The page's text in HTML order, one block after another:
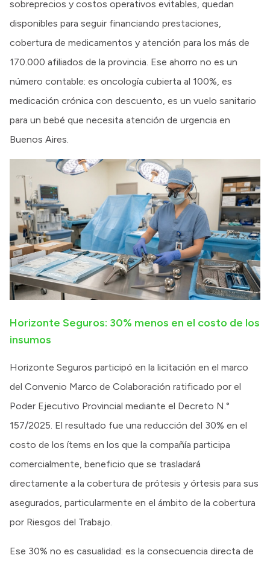
sobreprecios y costos operativos evitables, quedan
disponibles para seguir financiando prestaciones,
cobertura de medicamentos y atención para los más de
170.000 afiliados de la provincia. Ese ahorro no es un
número contable: es oncología cubierta al 100%, es
medicación crónica con descuento, es un vuelo sanitario
para un bebé que necesita atención de urgencia en
Buenos Aires.
Horizonte Seguros: 30% menos en el costo de los
insumos
Horizonte Seguros participó en la licitación en el marco
del Convenio Marco de Colaboración ratificado por el
Poder Ejecutivo Provincial mediante el Decreto N.°
157/2025. El resultado fue una reducción del 30% en el
costo de los ítems en los que la compañía participa
comercialmente, beneficio que se trasladará
directamente a la cobertura de prótesis y órtesis para sus
asegurados, particularmente en el ámbito de la cobertura
por Riesgos del Trabajo.
Ese 30% no es casualidad: es la consecuencia directa de